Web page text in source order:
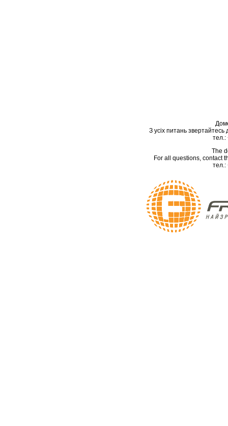
З усіх питань звертайтесь
тел.:
The
For all questions, contact
тел.: